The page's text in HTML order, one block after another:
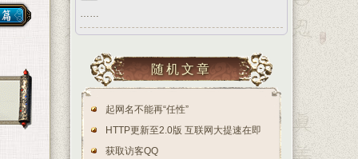
……
随机文章
起网名不能再“任性”
HTTP更新至2.0版 互联网大提速在即
获取访客QQ